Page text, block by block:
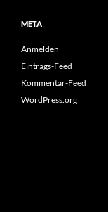
META
Anmelden
Eintrags-Feed
Kommentar-Feed
WordPress.org